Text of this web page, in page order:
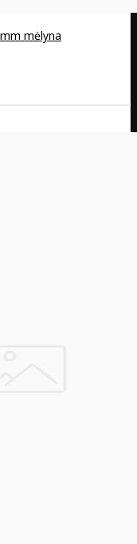
mėlyna